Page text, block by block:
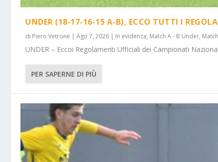
UNDER (18-17-16-15 A-B), ECCO TUTTI I
di Piero Vetrone |Ago 7, 2026 | In evidenza, Match A - B Under,
UNDER – Eccoi Regolamenti Ufficiali dei Campionati
PER SAPERNE DI PIÙ